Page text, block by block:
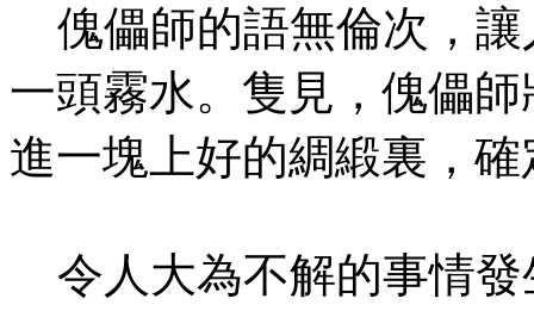
傀儡師的語無倫次，讓
一頭霧水。隻見，傀儡
進一塊上好的綢緞裏，
令人大為不解的事情發